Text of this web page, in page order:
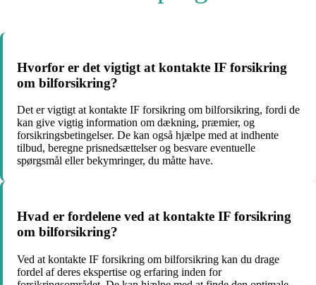
Hvorfor er det vigtigt at kontakte IF forsikring
om bilforsikring?
Det er vigtigt at kontakte IF forsikring om bilforsikring, fordi de
kan give vigtig information om dækning, præmier, og
forsikringsbetingelser. De kan også hjælpe med at indhente
tilbud, beregne prisnedsættelser og besvare eventuelle
spørgsmål eller bekymringer, du måtte have.
Hvad er fordelene ved at kontakte IF forsikring
om bilforsikring?
Ved at kontakte IF forsikring om bilforsikring kan du drage
fordel af deres ekspertise og erfaring inden for